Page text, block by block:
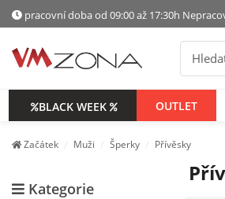
pracovní doba od 09:00 až 17:30h
BLACK WEEK OUTLET
Začátek Мuži Šperky Přívěsky
Kategorie